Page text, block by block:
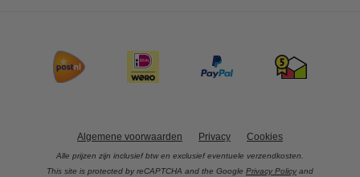
Algemene voorwaarden Privacy Cookies
Alle prijzen zijn inclusief btw en exclusief eventuele verzendkosten.
This site is protected by reCAPTCHA and the Google Privacy Policy and